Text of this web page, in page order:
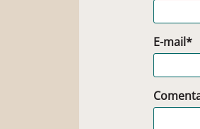
E-mail*